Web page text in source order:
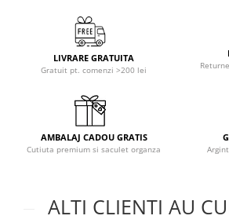
LIVRARE GRATUITA
Gratuit pt. comenzi >200 lei
AMBALAJ CADOU GRATIS
Cutiuta premium si saculet organza
ALTI CLIENTI AU